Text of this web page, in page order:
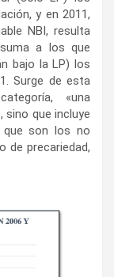
y en 2011,
NBI, resulta
a los que
bajo la LP) los
Surge de esta
«una
sino que incluye
son los no
de precariedad,